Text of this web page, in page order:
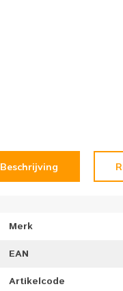
Beschrijving
Merk
EAN
Artikelcode